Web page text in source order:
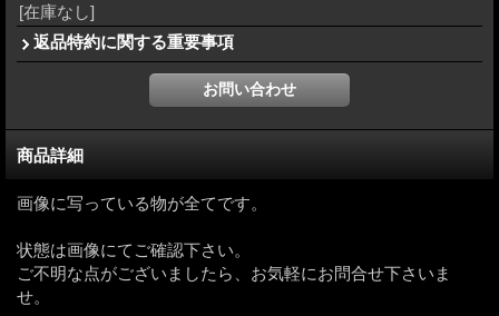
[在庫なし]
返品特約に関する重要事項
商品詳細
画像に写っている物が全てです。
状態は画像にてご確認下さい。
ご不明な点がございましたら、お気軽にお問合せ下さいま
せ。